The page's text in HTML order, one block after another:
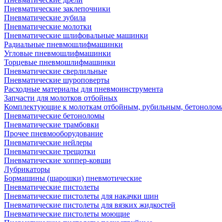
Пневматические заклепочники
Пневматические зубила
Пневматические молотки
Пневматические шлифовальные машинки
Радиальные пневмошлифмашинки
Угловые пневмошлифмашинки
Торцевые пневмошлифмашинки
Пневматические сверлильные
Пневматические шуроповерты
Расходные материалы для пневмоинструмента
Запчасти для молотков отбойных
Комплектующие к молоткам отбойным, рубильным,
Пневматические бетоноломы
Пневматические трамбовки
Прочее пневмооборудование
Пневматические нейлеры
Пневматические трещотки
Пневматические хоппер-ковши
Лубрикаторы
Бормашины (шарошки) пневмотические
Пневматические пистолеты
Пневматические пистолеты для накачки шин
Пневматические пистолеты для вязких жидкостей
Пневматические пистолеты моющие